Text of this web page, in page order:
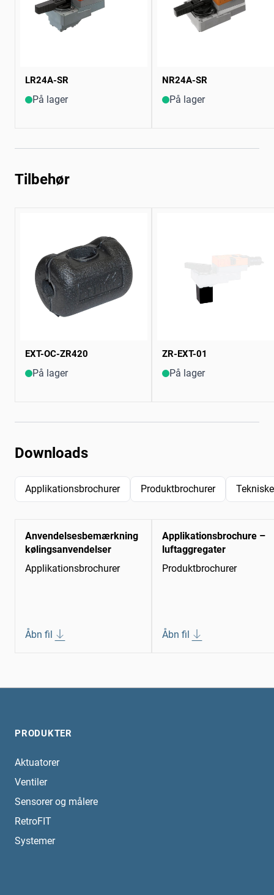
LR24A-SR
På lager
NR24A-SR
På lager
Tilbehør
EXT-OC-ZR420
På lager
ZR-EXT-01
På lager
Downloads
Applikationsbrochurer Produktbrochurer
Anvendelsesbemærkning
kølingsanvendelser
Applikationsbrochurer
Åbn fil
Applikationsbrochure –
luftaggregater
Produktbrochurer
Åbn fil
PRODUKTER
Aktuatorer
Ventiler
Sensorer og målere
RetroFIT
Systemer